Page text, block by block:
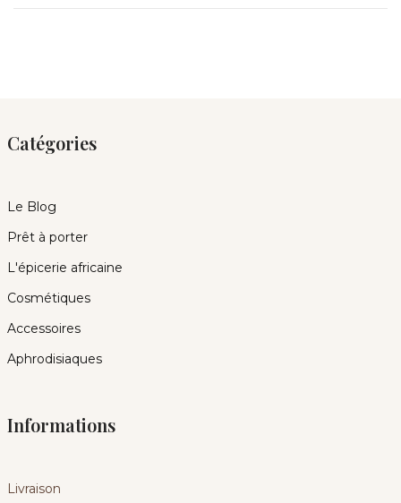
Catégories
Le Blog
Prêt à porter
L'épicerie africaine
Cosmétiques
Accessoires
Aphrodisiaques
Informations
Livraison